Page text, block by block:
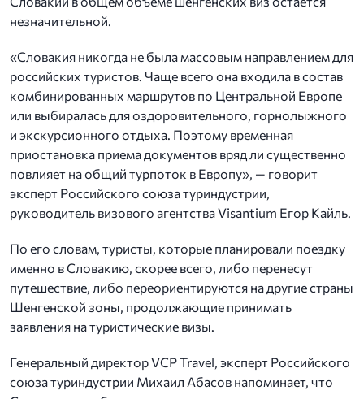
незначительной.
«Словакия никогда не была массовым направлением для
российских туристов. Чаще всего она входила в состав
комбинированных маршрутов по Центральной Европе
или выбиралась для оздоровительного, горнолыжного
и экскурсионного отдыха. Поэтому временная
приостановка приема документов вряд ли существенно
повлияет на общий турпоток в Европу», — говорит
эксперт Российского союза туриндустрии,
руководитель визового агентства Visantium Егор Кайль.
По его словам, туристы, которые планировали поездку
именно в Словакию, скорее всего, либо перенесут
путешествие, либо переориентируются на другие страны
Шенгенской зоны, продолжающие принимать
заявления на туристические визы.
Генеральный директор VCP Travel, эксперт Российского
союза туриндустрии Михаил Абасов напоминает, что